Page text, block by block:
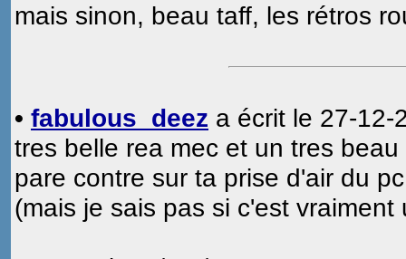
mais sinon, beau taff, les rétros
• fabulous_deez a écrit le 27-12-
tres belle rea mec et un tres
pare contre sur ta prise d'air du
(mais je sais pas si c'est vraiment